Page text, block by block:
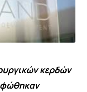
κερδών